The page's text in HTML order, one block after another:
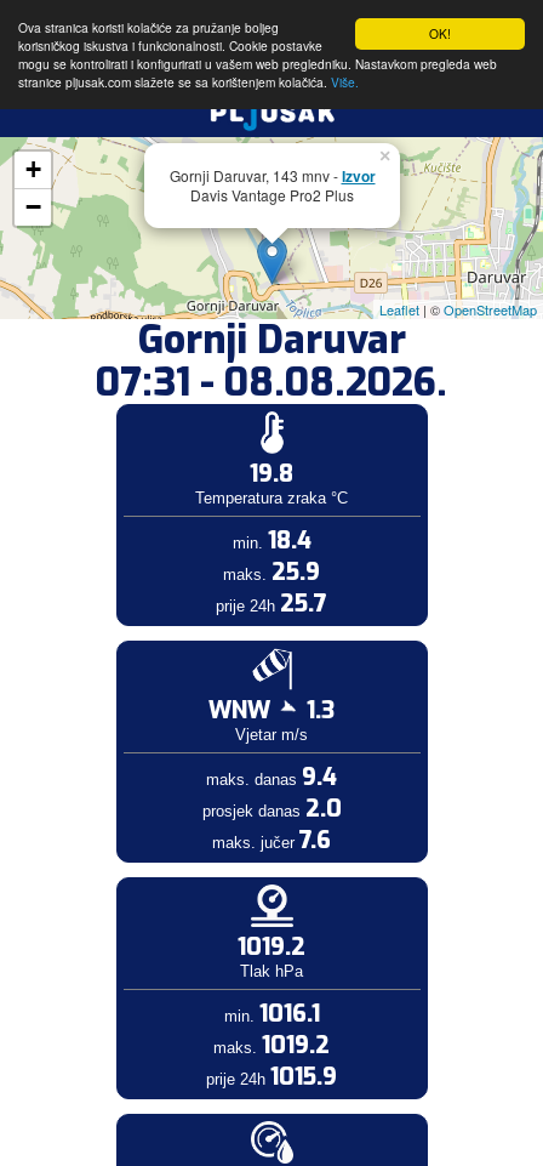
OK!
Ova stranica koristi kolačiće za pružanje boljeg
korisničkog iskustva i funkcionalnosti. Cookie postavke
mogu se kontrolirati i konfigurirati u vašem web pregledniku. Nastavkom pregleda web
stranice pljusak.com slažete se sa korištenjem kolačića. Više.
Gornji Daruvar, 143 mnv -Izvor
Davis Vantage Pro2 Plus
×
+
−
Leaflet | ©OpenStreetMap
Gornji Daruvar
07:31 - 08.08.2026.
19.8
Temperatura zraka °C
min. 18.4
maks. 25.9
prije 24h 25.7
WNW 1.3
Vjetar m/s
maks. danas 9.4
prosjek danas 2.0
maks. jučer 7.6
1019.2
Tlak hPa
min. 1016.1
maks. 1019.2
prije 24h 1015.9